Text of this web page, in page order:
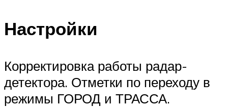
Настройки
Корректировка работы радар-
детектора. Отметки по переходу в
режимы ГОРОД и ТРАССА.